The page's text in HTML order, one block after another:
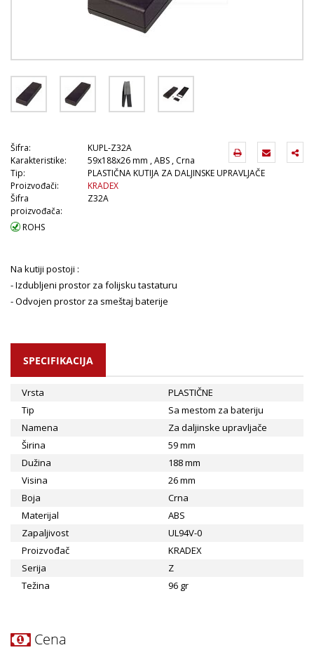
Šifra:
KUPL-Z32A
Karakteristike:
59x188x26 mm , ABS , Crna
Tip:
PLASTIČNA KUTIJA ZA DALJINSKE UPRAVLJAČE
Proizvođači:
KRADEX
Šifra
proizvođača:
Z32A
ROHS
Na kutiji postoji :
- Izdubljeni prostor za folijsku tastaturu
- Odvojen prostor za smeštaj baterije
SPECIFIKACIJA
Vrsta
PLASTIČNE
Tip
Sa mestom za bateriju
Namena
Za daljinske upravljače
Širina
59 mm
Dužina
188 mm
Visina
26 mm
Boja
Crna
Materijal
ABS
Zapaljivost
UL94V-0
Proizvođač
KRADEX
Serija
Z
Težina
96 gr
Cena